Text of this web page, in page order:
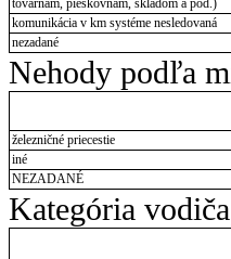
továrňam, pieskovňam, skladom a pod.)
komunikácia v km systéme nesledovaná
nezadané
Nehody podľa
železničné priecestie
iné
NEZADANÉ
Kategória